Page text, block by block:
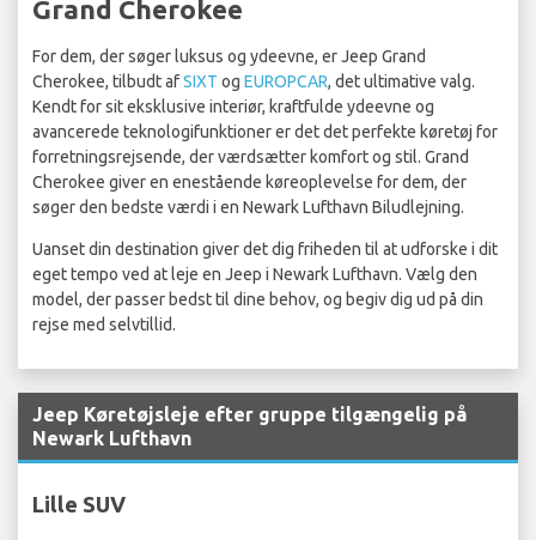
Grand Cherokee
For dem, der søger luksus og ydeevne, er Jeep Grand
Cherokee, tilbudt afSIXT og EUROPCAR, det ultimative valg.
Kendt for sit eksklusive interiør, kraftfulde ydeevne og
avancerede teknologifunktioner er det det perfekte køretøj for
forretningsrejsende, der værdsætter komfort og stil. Grand
Cherokee giver en enestående køreoplevelse for dem, der
søger den bedste værdi i en Newark Lufthavn Biludlejning.
Uanset din destination giver det dig friheden til at udforske i dit
eget tempo ved at leje en Jeep i Newark Lufthavn. Vælg den
model, der passer bedst til dine behov, og begiv dig ud på din
rejse med selvtillid.
Jeep Køretøjsleje efter gruppe tilgængelig på
Newark Lufthavn
Lille SUV